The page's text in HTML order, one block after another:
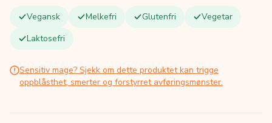
Vegansk Melkefri Glutenfri
Vegetar
Laktosefri
Sensitiv mage? Sjekk om dette produktet kan trigge
oppblåsthet, smerter og forstyrret avføringsmønster.